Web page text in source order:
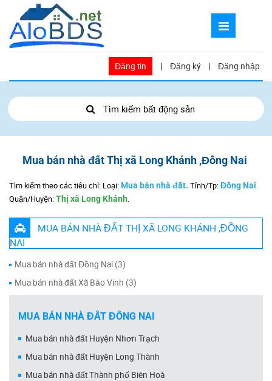
Đăng tin | Đăng ký | Đăng nhập
Tìm kiếm bất động sản
Mua bán nhà đất Thị xã Long Khánh ,Đồng Nai
Tìm kiếm theo các tiêu chí: Loại: Mua bán nhà đất. Tỉnh/Tp:Đồng Nai.
Quận/Huyện:Thị xã Long Khánh.
MUA BÁN NHÀ ĐẤT THỊ XÃ LONG KHÁNH ,ĐỒNG
NAI
Mua bán nhà đất Đồng Nai (3)
Mua bán nhà đất Xã Bảo Vinh (3)
MUA BÁN NHÀ ĐẤT ĐỒNG NAI
Mua bán nhà đất Huyện Nhơn Trạch
Mua bán nhà đất Huyện Long Thành
Mua bán nhà đất Thành phố Biên Hoà